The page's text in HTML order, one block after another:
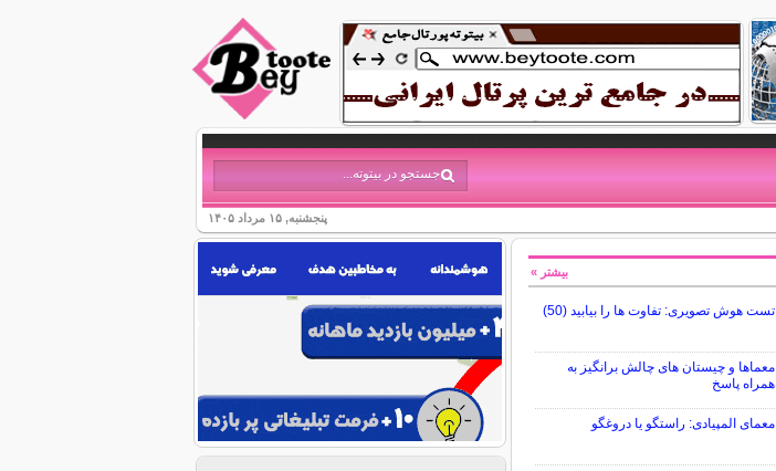
پنجشنبه, ۱۵ مرداد ۱۴۰۵
تست هوش تصویری: تفاوت ها را بیابید (50)
معماها و چیستان های چالش برانگیز به
همراه پاسخ
معمای المپیادی: راستگو یا دروغگو
بیشتر »